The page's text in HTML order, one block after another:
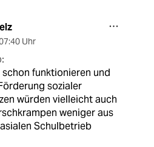
Uhr
schon funktionieren und
sozialer
würden vielleicht auch
weniger aus
Schulbetrieb